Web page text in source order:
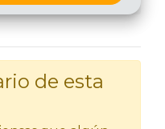
de esta